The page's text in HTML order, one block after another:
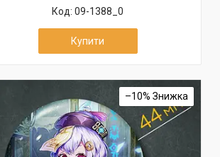
09-1388_0
Купити
–10%